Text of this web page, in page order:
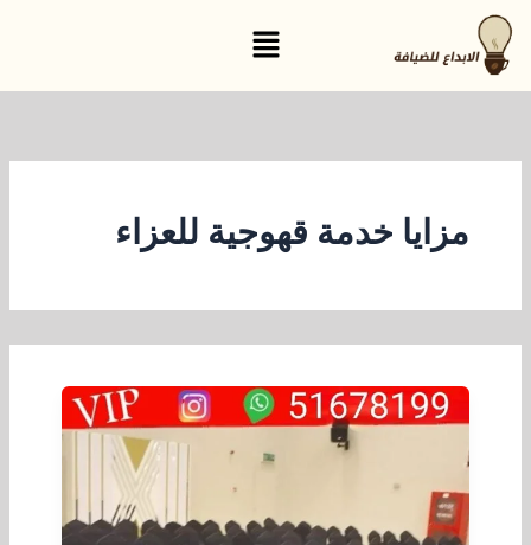
تخطي
إلى
المحتوى
القائمة
مزايا خدمة قهوجية للعزاء